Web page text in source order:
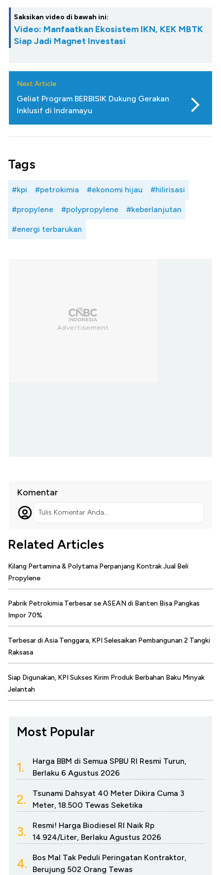
Saksikan video di bawah ini:
Video: Manfaatkan Ekosistem IKN, KEK MBTK
Siap Jadi Magnet Investasi
Next Article
Geliat Program BERBISIK Dukung Gerakan
Inklusif di Indramayu
Tags
#kpi #petrokimia #ekonomi hijau #hilirisasi
#propylene #polypropylene #keberlanjutan
#energi terbarukan
Komentar
Tulis Komentar Anda...
Related Articles
Kilang Pertamina & Polytama Perpanjang Kontrak Jual Beli
Propylene
Pabrik Petrokimia Terbesar se ASEAN di Banten Bisa Pangkas
Impor 70%
Terbesar di Asia Tenggara, KPI Selesaikan Pembangunan 2 Tangki
Raksasa
Siap Digunakan, KPI Sukses Kirim Produk Berbahan Baku Minyak
Jelantah
Most Popular
1.
Harga BBM di Semua SPBU RI Resmi Turun,
Berlaku 6 Agustus 2026
2.
Tsunami Dahsyat 40 Meter Dikira Cuma 3
Meter, 18.500 Tewas Seketika
3.
Resmi! Harga Biodiesel RI Naik Rp
14.924/Liter, Berlaku Agustus 2026
4.
Bos Mal Tak Peduli Peringatan Kontraktor,
Berujung 502 Orang Tewas